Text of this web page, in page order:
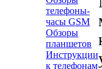
телефоны-
часы GSM
Обзоры
планшетов
Инструкции
к телефонам